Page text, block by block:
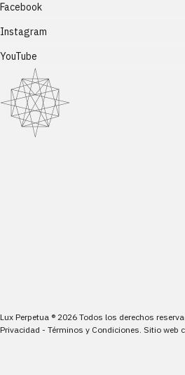
Facebook
Instagram
YouTube
Lux Perpetua ® 2026 Todos los derechos
Privacidad - Términos y Condiciones. Sitio web